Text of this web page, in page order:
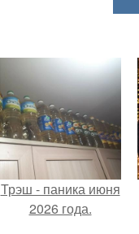
Трэш - паника июня
2026 года.